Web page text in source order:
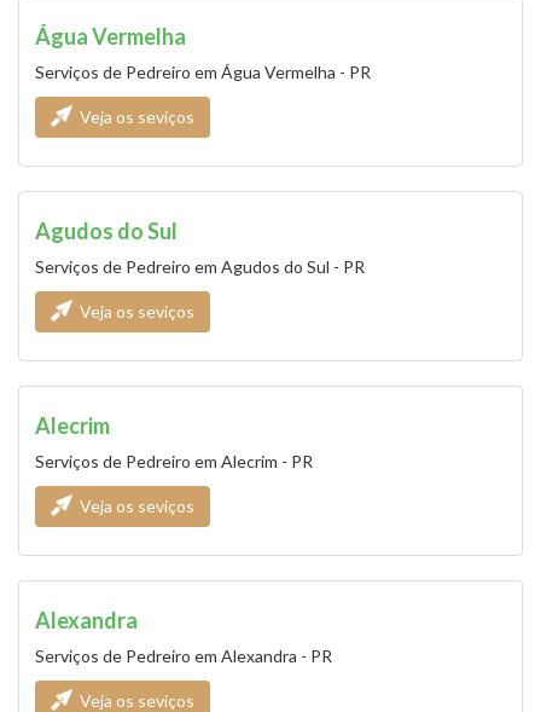
Água Vermelha
Serviços de Pedreiro em Água Vermelha - PR
Veja os seviços
Agudos do Sul
Serviços de Pedreiro em Agudos do Sul - PR
Veja os seviços
Alecrim
Serviços de Pedreiro em Alecrim - PR
Veja os seviços
Alexandra
Serviços de Pedreiro em Alexandra - PR
Veja os seviços